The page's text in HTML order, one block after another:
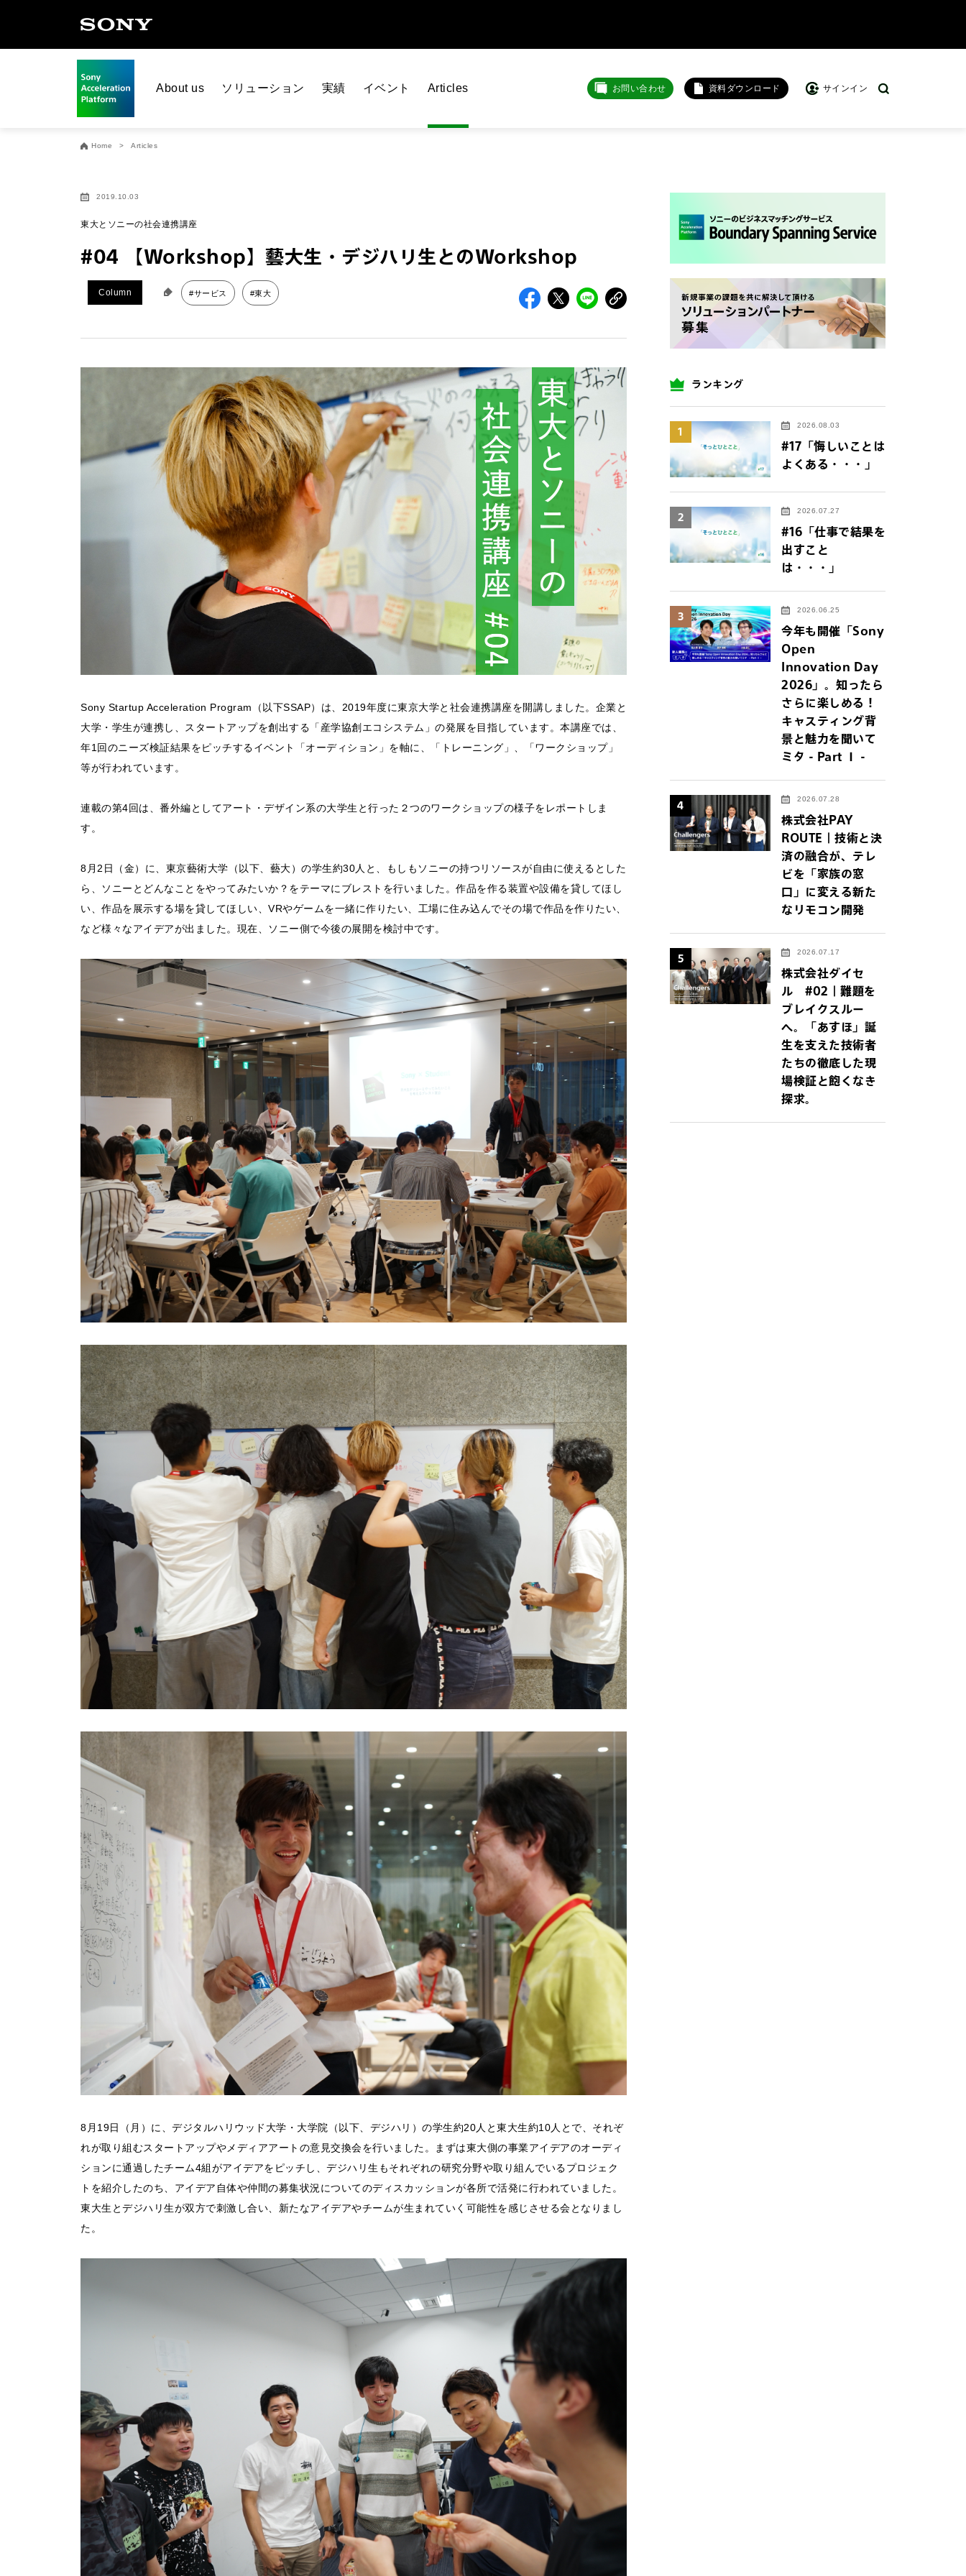
About us ソリューション 実績 イベント Articles お問い合わせ 資料ダウンロード サインイン
Home Articles
2019.10.03
東大とソニーの社会連携講座
#04 【Workshop】藝大生・デジハリ生とのWorkshop
Column #サービス #東大
Sony Startup Acceleration Program（以下SSAP）は、2019年度に東京大学と社会連携講座を開講しました。企業と
大学・学生が連携し、スタートアップを創出する「産学協創エコシステム」の発展を目指しています。本講座では、
年1回のニーズ検証結果をピッチするイベント「オーディション」を軸に、「トレーニング」、「ワークショップ」
等が行われています。
連載の第4回は、番外編としてアート・デザイン系の大学生と行った２つのワークショップの様子をレポートしま
す。
8月2日（金）に、東京藝術大学（以下、藝大）の学生約30人と、もしもソニーの持つリソースが自由に使えるとした
ら、ソニーとどんなことをやってみたいか？をテーマにブレストを行いました。作品を作る装置や設備を貸してほし
い、作品を展示する場を貸してほしい、VRやゲームを一緒に作りたい、工場に住み込んでその場で作品を作りたい、
など様々なアイデアが出ました。現在、ソニー側で今後の展開を検討中です。
8月19日（月）に、デジタルハリウッド大学・大学院（以下、デジハリ）の学生約20人と東大生約10人とで、それぞ
れが取り組むスタートアップやメディアアートの意見交換会を行いました。まずは東大側の事業アイデアのオーディ
ションに通過したチーム4組がアイデアをピッチし、デジハリ生もそれぞれの研究分野や取り組んでいるプロジェク
トを紹介したのち、アイデア自体や仲間の募集状況についてのディスカッションが各所で活発に行われていました。
東大生とデジハリ生が双方で刺激し合い、新たなアイデアやチームが生まれていく可能性を感じさせる会となりまし
た。
ランキング
1 2026.08.03
#17「悔しいことは
よくある・・・」
2 2026.07.27
#16「仕事で結果を
出すこと
は・・・」
3 2026.06.25
今年も開催「Sony
Open
Innovation Day
2026」。知ったら
さらに楽しめる！
キャスティング背
景と魅力を聞いて
ミタ - Part Ⅰ -
4 2026.07.28
株式会社PAY
ROUTE｜技術と決
済の融合が、テレ
ビを「家族の窓
口」に変える新た
なリモコン開発
5 2026.07.17
株式会社ダイセ
ル #02｜難題を
ブレイクスルー
へ。「あすほ」誕
生を支えた技術者
たちの徹底した現
場検証と飽くなき
探求。
お問い合わせ
法人向けサービスに関するご相談・お問い合わせは以下のボタンからお願いします（外部サイトにジャンプしま
す）。
法人お問い合わせ
FAQ&個人お問い合わせは以下のボタンからお願いします。
FAQ & 個人お問い合わせ